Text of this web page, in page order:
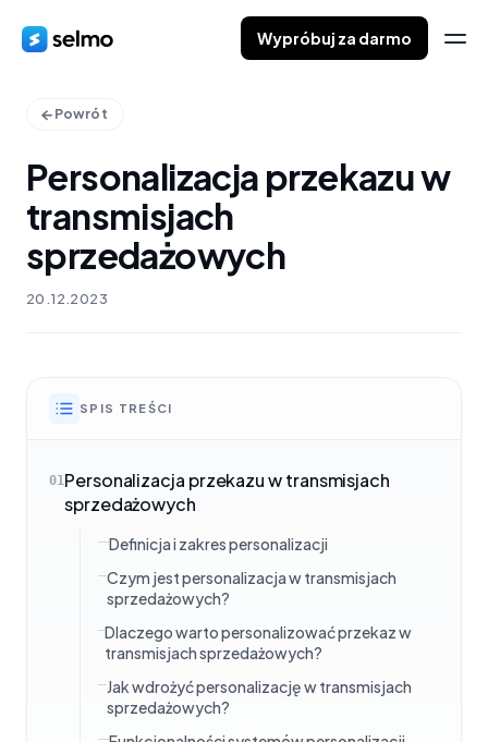
Wypróbuj za darmo
Powrót
Personalizacja przekazu w
transmisjach
sprzedażowych
20.12.2023
SPIS TREŚCI
01Personalizacja przekazu w transmisjach
sprzedażowych
Definicja i zakres personalizacji
Czym jest personalizacja w transmisjach
sprzedażowych?
Dlaczego warto personalizować przekaz w
transmisjach sprzedażowych?
Jak wdrożyć personalizację w transmisjach
sprzedażowych?